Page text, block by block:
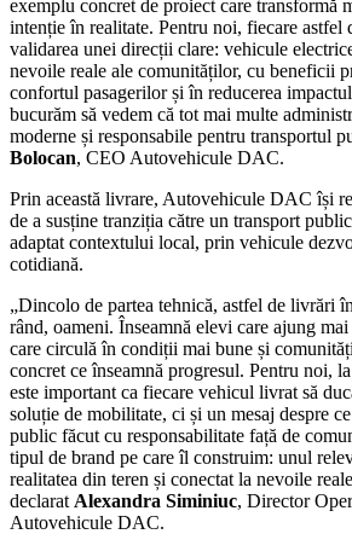
exemplu concret de proiect care transformă
intenție în realitate. Pentru noi, fiecare astfel
validarea unei direcții clare: vehicule
nevoile reale ale comunităților, cu beneficii
confortul pasagerilor și în reducerea
bucurăm să vedem că tot mai multe
moderne și responsabile pentru transportul
Bolocan, CEO Autovehicule DAC.
Prin această livrare, Autovehicule DAC își
de a susține tranziția către un transport
adaptat contextului local, prin vehicule
cotidiană.
„Dincolo de partea tehnică, astfel de livrări
rând, oameni. Înseamnă elevi care ajung
care circulă în condiții mai bune și
concret ce înseamnă progresul. Pentru noi,
este important ca fiecare vehicul livrat să
soluție de mobilitate, ci și un mesaj despre
public făcut cu responsabilitate față de
tipul de brand pe care îl construim: unul
realitatea din teren și conectat la nevoile
declarat Alexandra Siminiuc, Director
Autovehicule DAC.